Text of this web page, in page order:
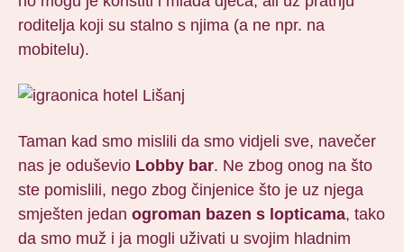
roditelja koji su stalno s njima (a ne npr. na
mobitelu).
Taman kad smo mislili da smo vidjeli sve, navečer
nas je oduševio Lobby bar. Ne zbog onog na što
ste pomislili, nego zbog činjenice što je uz njega
smješten jedan ogroman bazen s lopticama, tako
da smo muž i ja mogli uživati u svojim hladnim